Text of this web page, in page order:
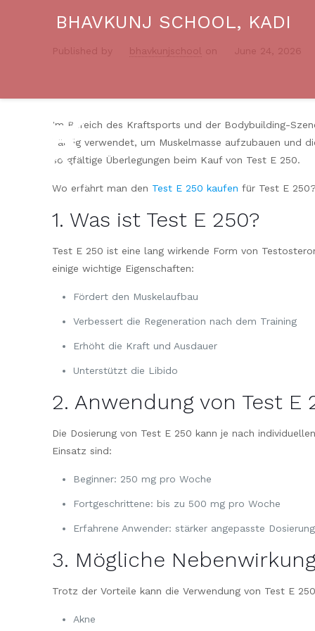
BHAVKUNJ SCHOOL, KADI
Published by bhavkunjschool on June 24, 2026
Im Bereich des Kraftsports und der Bodybuilding-
häufig verwendet, um Muskelmasse aufzubauen und
sorgfältige Überlegungen beim Kauf von Test E 250.
Wo erfährt man den Test E 250 kaufen für Test E
1. Was ist Test E 250?
Test E 250 ist eine lang wirkende Form von
einige wichtige Eigenschaften:
Fördert den Muskelaufbau
Verbessert die Regeneration nach dem Training
Erhöht die Kraft und Ausdauer
Unterstützt die Libido
2. Anwendung von Test E
Die Dosierung von Test E 250 kann je nach
Einsatz sind:
Beginner: 250 mg pro Woche
Fortgeschrittene: bis zu 500 mg pro Woche
Erfahrene Anwender: stärker angepasste
3. Mögliche
Trotz der Vorteile kann die Verwendung von Test E
Akne